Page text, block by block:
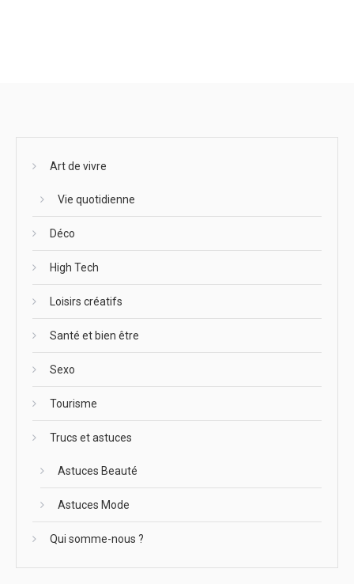
Art de vivre
Vie quotidienne
Déco
High Tech
Loisirs créatifs
Santé et bien être
Sexo
Tourisme
Trucs et astuces
Astuces Beauté
Astuces Mode
Qui somme-nous ?